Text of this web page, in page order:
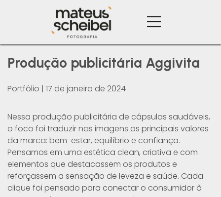
Produção publicitária Aggivita
Portfólio | 17 de janeiro de 2024
Nessa produção publicitária de cápsulas saudáveis,
o foco foi traduzir nas imagens os principais valores
da marca: bem-estar, equilíbrio e confiança.
Pensamos em uma estética clean, criativa e com
elementos que destacassem os produtos e
reforçassem a sensação de leveza e saúde. Cada
clique foi pensado para conectar o consumidor à